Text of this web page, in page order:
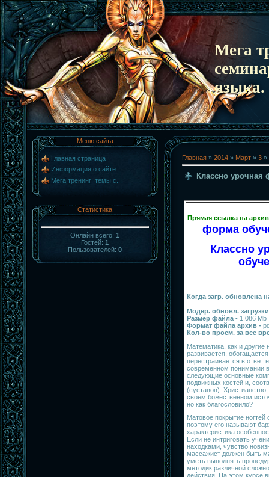
Мега
языка.
Меню сайта
Главная страница
Информация о сайте
Мега тренинг: темы с...
Статистика
Онлайн всего: 1
Гостей: 1
Пользователей: 0
Главная » 2014 » Март » 3 »
Классно урочная
Прямая ссылка на
форма
Классно
Когда загр. обновлена
Модер. обновл.
Размер файла - 1,086 Mb
Формат файла архив -
Кол-во просм. за все
Математика, как и другие
развивается,
перестраивается в ответ
современном понимании
следующие основные
подвижных костей и,
(суставов).
своем божественном
но как благословило?
Матовое покрытие
поэтому его называют
характеристика
Если не интриговать
находками, чувство
массажист должен быть
уметь выполнять
методик различной
действия. На этом курсе